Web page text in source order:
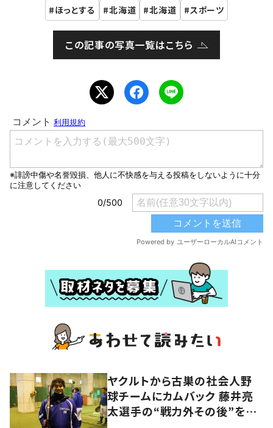
ほっとする 北海道 北海道 スポーツ
この記事の写真一覧はこちら
ヤクルトから古巣の社会人野
球チームにカムバック 藤井亮
太選手の“戦力外その後”を追